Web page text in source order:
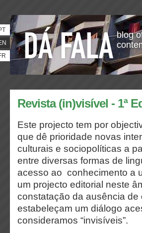
blog
Revista (in)visível - 1ª
Este projecto tem por
que dê prioridade novas
culturais e sociopolíticas a
entre diversas formas de
acesso ao conhecimento a
um projecto editorial neste
constatação da ausência
estabeleçam um diálogo
consideramos “invisíveis”.